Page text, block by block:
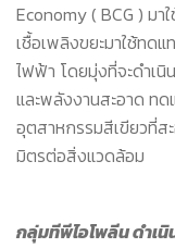
Economy ( BCG ) ม
เชื้อเพลิงขยะมาใช้ทด
ไฟฟ้า โดยมุ่งที่จะดำเ
และพลังงานสะอาด ท
อุตสาหกรรมสีเขียวที่ส
มิตรต่อสิ่งแวดล้อม
กลุ่มทีพีไอโพลีน ดำเ